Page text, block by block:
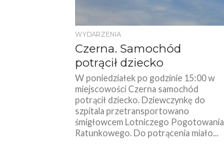
WYDARZENIA
Czerna. Samochód
potrącił dziecko
W poniedziałek po godzinie 15:00 w
miejscowości Czerna samochód
potrącił dziecko. Dziewczynkę do
szpitala przetransportowano
śmigłowcem Lotniczego Pogotowania
Ratunkowego. Do potrącenia miało...